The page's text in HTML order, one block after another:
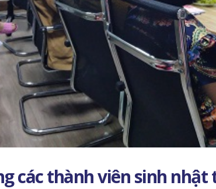
các thành viên sinh nhật